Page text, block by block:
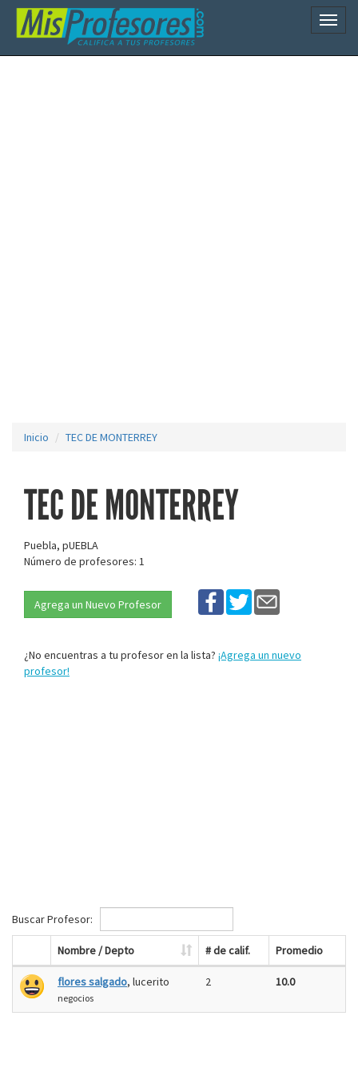
Inicio TEC DE MONTERREY
TEC DE MONTERREY
Puebla, pUEBLA
Número de profesores: 1
Agrega un Nuevo Profesor
¿No encuentras a tu profesor en la lista? ¡Agrega un nuevo
profesor!
Buscar Profesor:
Nombre / Depto # de calif. Promedio
flores salgado, lucerito
negocios
2 10.0